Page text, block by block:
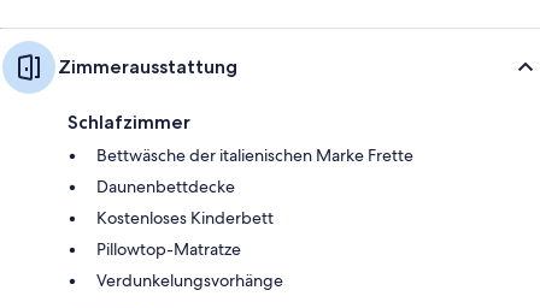
Zimmerausstattung
Schlafzimmer
Bettwäsche der italienischen Marke Frette
Daunenbettdecke
Kostenloses Kinderbett
Pillowtop-Matratze
Verdunkelungsvorhänge